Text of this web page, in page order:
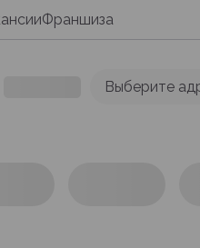
Франшиза
Выберите